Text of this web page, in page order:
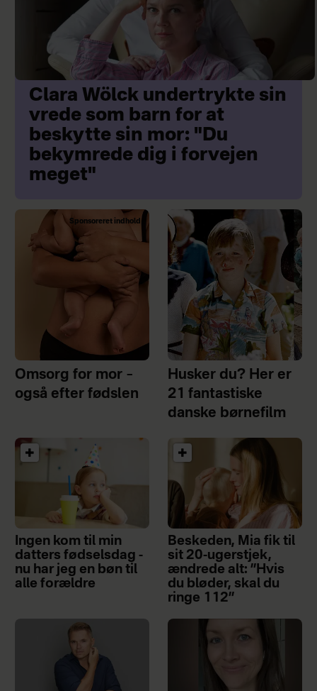
Clara Wölck undertrykte sin
vrede som barn for at
beskytte sin mor: "Du
bekymrede dig i forvejen
meget"
Sponsoreret indhold
Omsorg for mor –
også efter fødslen
Husker du? Her er
21 fantastiske
danske børnefilm
Ingen kom til min
datters fødselsdag -
nu har jeg en bøn til
alle forældre
Beskeden, Mia fik til
sit 20-ugerstjek,
ændrede alt: ”Hvis
du bløder, skal du
ringe 112”